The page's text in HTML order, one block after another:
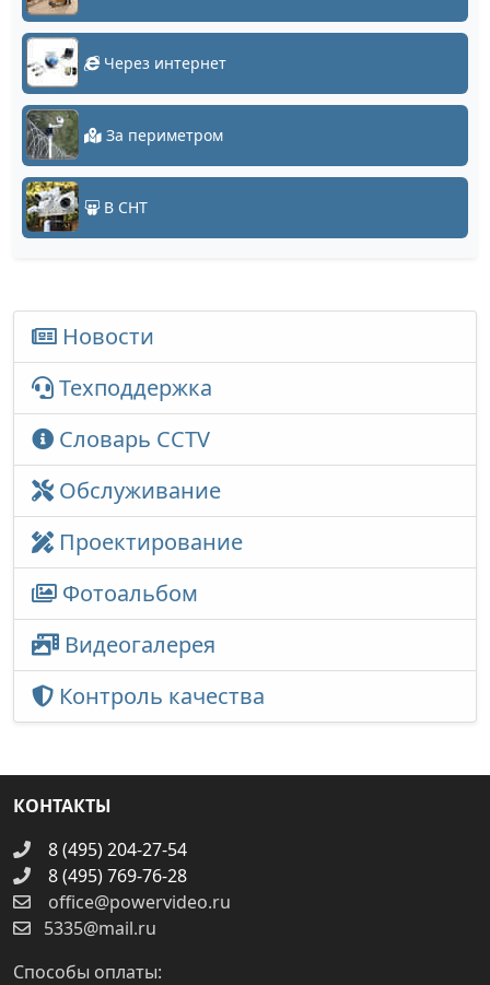
Через интернет
За периметром
В СНТ
Новости
Техподдержка
Словарь CCTV
Обслуживание
Проектирование
Фотоальбом
Видеогалерея
Контроль качества
КОНТАКТЫ
8 (495) 204-27-54
8 (495) 769-76-28
office@powervideo.ru
5335@mail.ru
Способы оплаты: